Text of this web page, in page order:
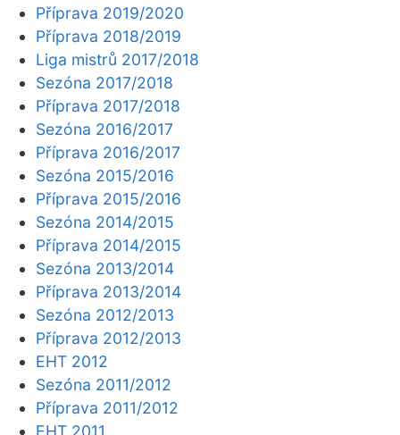
Příprava 2019/2020
Příprava 2018/2019
Liga mistrů 2017/2018
Sezóna 2017/2018
Příprava 2017/2018
Sezóna 2016/2017
Příprava 2016/2017
Sezóna 2015/2016
Příprava 2015/2016
Sezóna 2014/2015
Příprava 2014/2015
Sezóna 2013/2014
Příprava 2013/2014
Sezóna 2012/2013
Příprava 2012/2013
EHT 2012
Sezóna 2011/2012
Příprava 2011/2012
EHT 2011